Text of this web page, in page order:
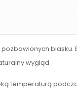
pozbawionych blasku.
wygląd.
temperaturą